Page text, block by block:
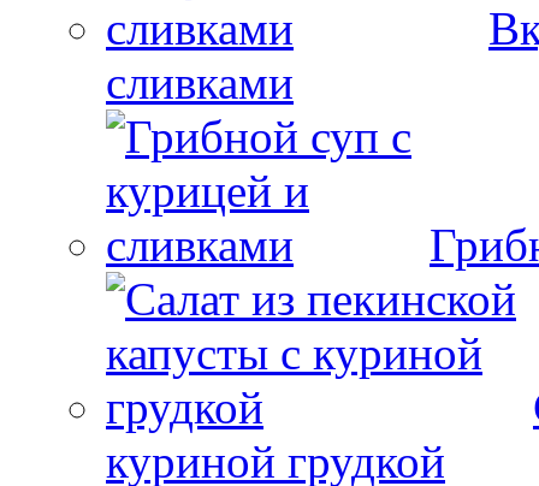
сливками
куриной грудкой